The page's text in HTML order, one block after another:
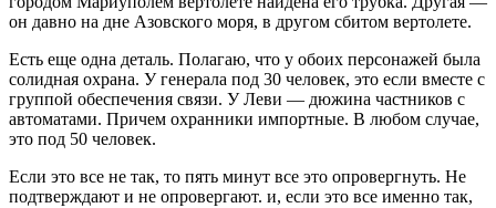
он давно на дне Азовского моря, в другом сбитом вертолете.
Есть еще одна деталь. Полагаю, что у обоих персонажей была
солидная охрана. У генерала под 30 человек, это если вместе с
группой обеспечения связи. У Леви — дюжина частников с
автоматами. Причем охранники импортные. В любом случае,
это под 50 человек.
Если это все не так, то пять минут все это опровергнуть. Не
подтверждают и не опровергают. и, если это все именно так,